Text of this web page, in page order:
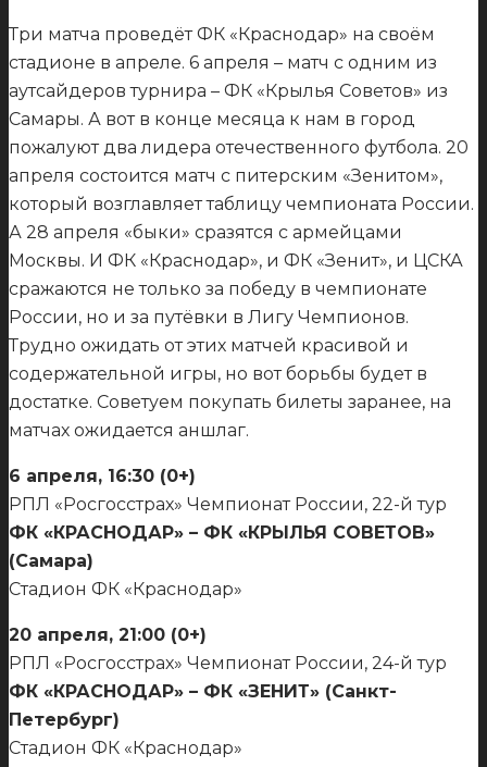
Три матча проведёт ФК «Краснодар» на своём
стадионе в апреле. 6 апреля – матч с одним из
аутсайдеров турнира – ФК «Крылья Советов» из
Самары. А вот в конце месяца к нам в город
пожалуют два лидера отечественного футбола. 20
апреля состоится матч с питерским «Зенитом»,
который возглавляет таблицу чемпионата России.
А 28 апреля «быки» сразятся с армейцами
Москвы. И ФК «Краснодар», и ФК «Зенит», и ЦСКА
сражаются не только за победу в чемпионате
России, но и за путёвки в Лигу Чемпионов.
Трудно ожидать от этих матчей красивой и
содержательной игры, но вот борьбы будет в
достатке. Советуем покупать билеты заранее, на
матчах ожидается аншлаг.
6 апреля, 16:30 (0+)
РПЛ «Росгосстрах» Чемпионат России, 22-й тур
ФК «КРАСНОДАР» – ФК «КРЫЛЬЯ СОВЕТОВ»
(Самара)
Стадион ФК «Краснодар»
20 апреля, 21:00 (0+)
РПЛ «Росгосстрах» Чемпионат России, 24-й тур
ФК «КРАСНОДАР» – ФК «ЗЕНИТ» (Санкт-
Петербург)
Стадион ФК «Краснодар»